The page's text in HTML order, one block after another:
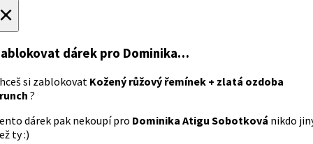
dárek pro Dominika…
si zablokovat Kožený růžový řemínek + zlatá ozdoba
?
dárek pak nekoupí pro Dominika Atigu Sobotková nikdo
ty :)